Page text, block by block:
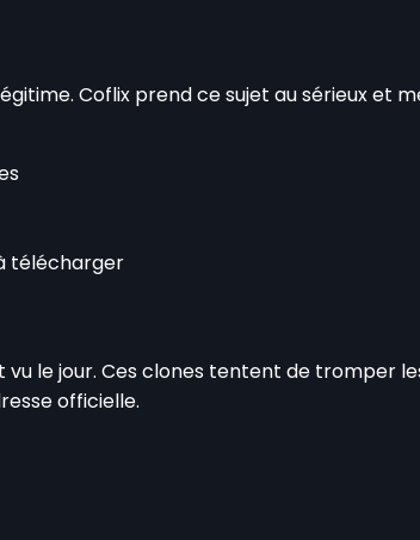
Coflix prend ce sujet au sérieux et
télécharger
le jour. Ces clones tentent de tromper
officielle.